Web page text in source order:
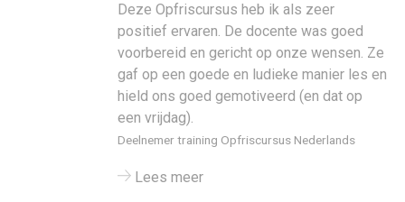
Deze Opfriscursus heb ik als zeer
positief ervaren. De docente was goed
voorbereid en gericht op onze wensen. Ze
gaf op een goede en ludieke manier les en
hield ons goed gemotiveerd (en dat op
een vrijdag).
Deelnemer training Opfriscursus Nederlands
Lees meer